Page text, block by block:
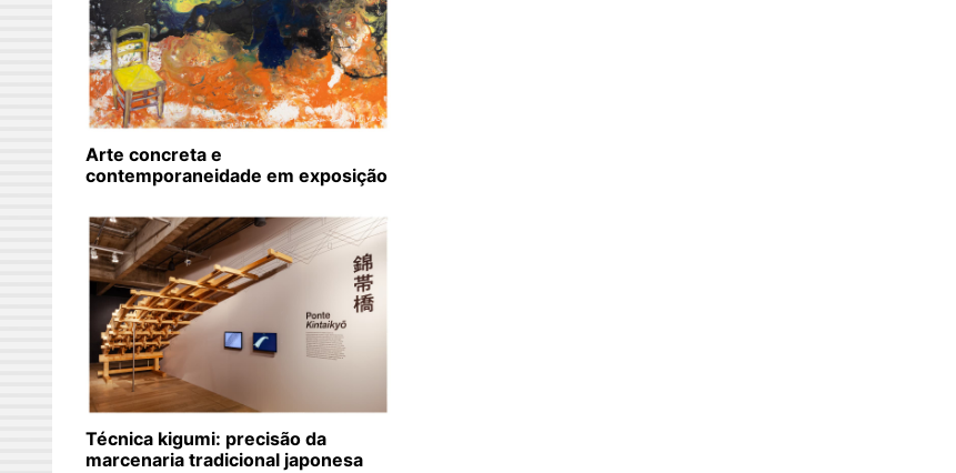
Arte concreta e
contemporaneidade em exposição
Técnica kigumi: precisão da
marcenaria tradicional japonesa